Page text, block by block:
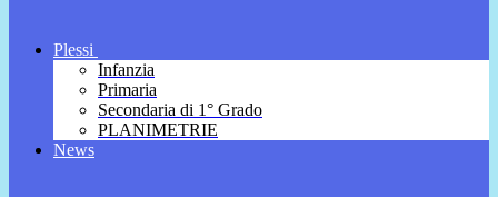
Plessi
Infanzia
Primaria
Secondaria di 1° Grado
PLANIMETRIE
News